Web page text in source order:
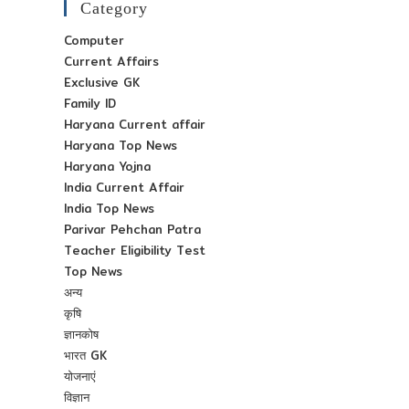
Category
Computer
Current Affairs
Exclusive GK
Family ID
Haryana Current affair
Haryana Top News
Haryana Yojna
India Current Affair
India Top News
Parivar Pehchan Patra
Teacher Eligibility Test
Top News
अन्य
कृषि
ज्ञानकोष
भारत GK
योजनाएं
विज्ञान